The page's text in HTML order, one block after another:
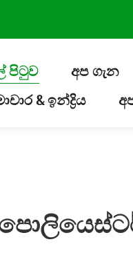
පිටුව අප ගැන
& ඉන්ද්‍රිය